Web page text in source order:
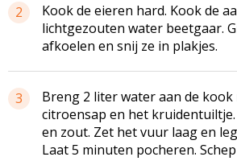
2
Kook de eieren hard. Kook de
lichtgezouten water beetgaar.
afkoelen en snij ze in plakjes.
3
Breng 2 liter water aan de
citroensap en het
en zout. Zet het vuur laag en
Laat 5 minuten pocheren.